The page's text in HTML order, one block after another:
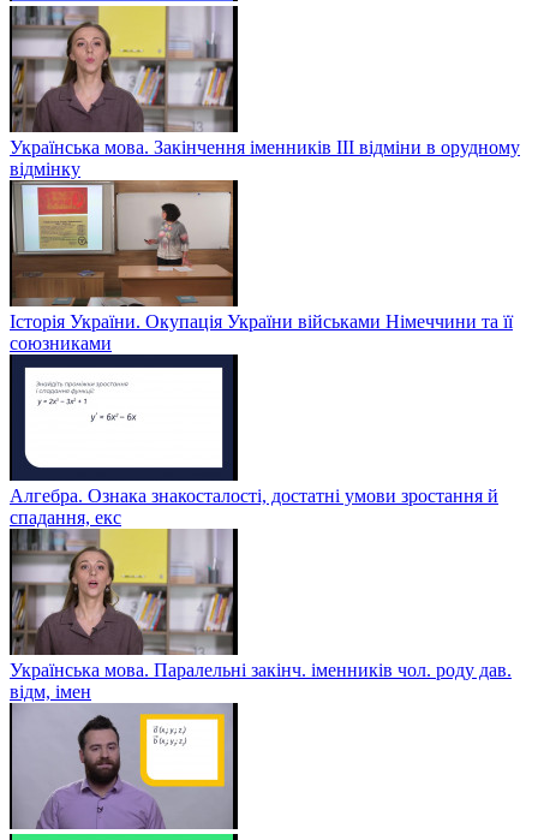
Українська мова. Закінчення іменників ІІІ відміни в орудному
відмінку
Історія України. Окупація України військами Німеччини та її
союзниками
Алгебра. Ознака знакосталості, достатні умови зростання й
спадання, екс
Українська мова. Паралельні закінч. іменників чол. роду дав.
відм, імен